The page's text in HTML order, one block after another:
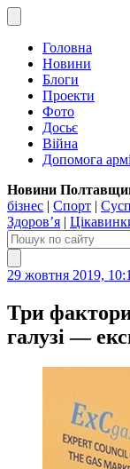
Головна
Новини
Блоги
Проекти
Фото
Досьє
Війна
Допомога
Новини
бізнес | Спорт |
Здоров’я |
29 жовтня 2019,
Три фактори
галузі —